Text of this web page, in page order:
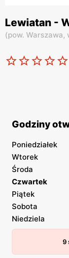
Lewiatan -
(pow. Warszawa,
Godziny
Poniedziałek
Wtorek
Środa
Czwartek
Piątek
Sobota
Niedziela
9